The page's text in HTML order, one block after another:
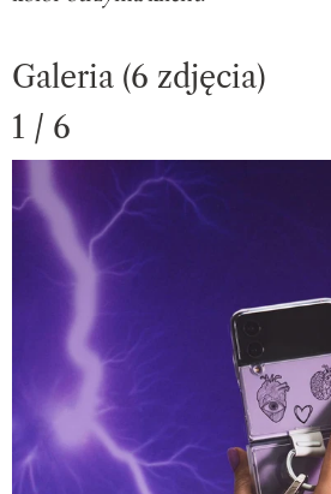
Galeria (6 zdjęcia)
1 / 6